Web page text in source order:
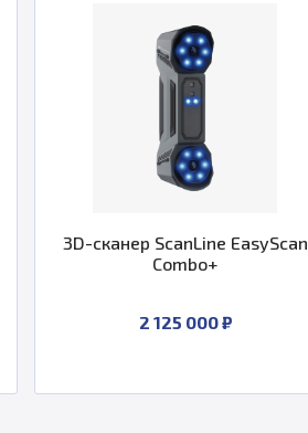
3D-сканер ScanLine EasyScan
Combo+
2 125 000 ₽